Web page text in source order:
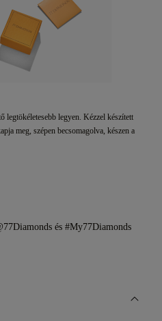
legtökéletesebb legyen. Kézzel készített
meg, szépen becsomagolva, készen a
és #My77Diamonds